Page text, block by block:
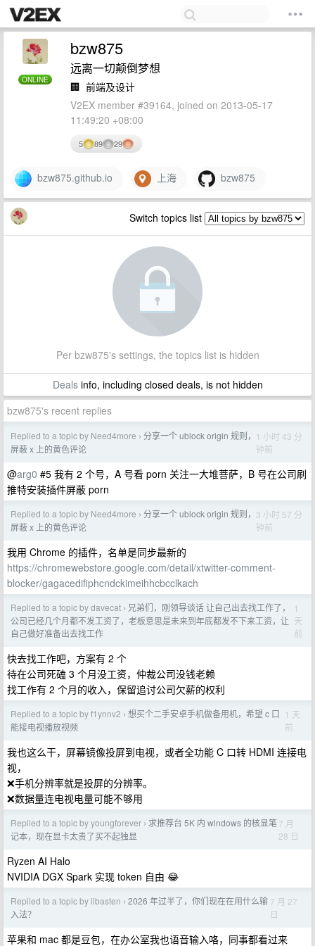
ONLINE
bzw875
远离一切颠倒梦想
🏢 前端及设计
V2EX member #39164, joined on 2013-05-17
11:49:20 +08:00
5 89 29
bzw875.github.io 上海 bzw875
Switch topics list
Per bzw875's settings, the topics list is hidden
Dealsinfo, including closed deals, is not hidden
bzw875's recent replies
Replied to a topic by Need4more › 分享一个 ublock origin 规则，
屏蔽 x 上的黄色评论
1 小时 43 分
钟前
@arg0 #5 我有 2 个号，A 号看 porn 关注一大堆菩萨，B 号在公司刷
推特安装插件屏蔽 porn
Replied to a topic by Need4more › 分享一个 ublock origin 规则，
屏蔽 x 上的黄色评论
3 小时 57 分
钟前
我用 Chrome 的插件，名单是同步最新的
https://chromewebstore.google.com/detail/xtwitter-comment-
blocker/gagacedifiphcndckimeihhcbcclkach
Replied to a topic by davecat › 兄弟们，刚领导谈话 让自己出去找工作了，
公司已经几个月都不发工资了，老板意思是未来到年底都发不下来工资，让
自己做好准备出去找工作
1
天
前
快去找工作吧，方案有 2 个
待在公司死磕 3 个月没工资，仲裁公司没钱老赖
找工作有 2 个月的收入，保留追讨公司欠薪的权利
Replied to a topic by f1ynnv2 › 想买个二手安卓手机做备用机，希望 c 口
能接电视播放视频
1 天
前
我也这么干，屏幕镜像投屏到电视，或者全功能 C 口转 HDMI 连接电
视，
❌手机分辨率就是投屏的分辨率。
❌数据量连电视电量可能不够用
Replied to a topic by youngforever › 求推荐台 5K 内 windows 的核显笔
记本，现在显卡太贵了买不起独显
7 月
28 日
Ryzen AI Halo
NVIDIA DGX Spark 实现 token 自由 😂
Replied to a topic by libasten › 2026 年过半了，你们现在在用什么输
入法？
7 月 27
日
苹果和 mac 都是豆包，在办公室我也语音输入咯，同事都看过来